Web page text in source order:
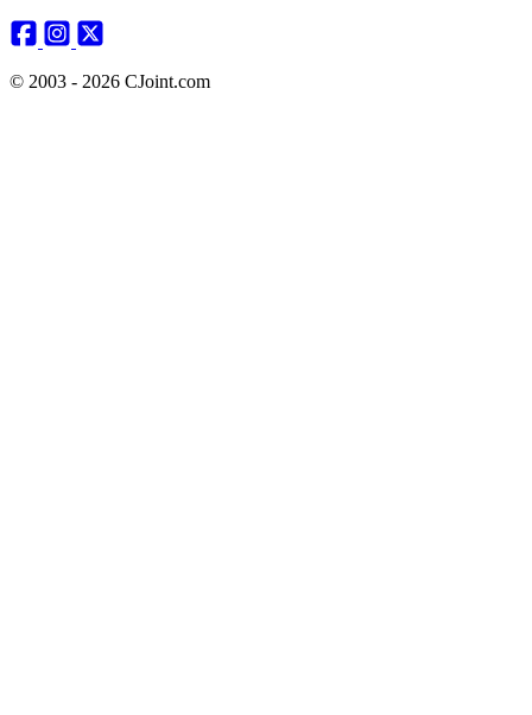
© 2003 - 2026 CJoint.com